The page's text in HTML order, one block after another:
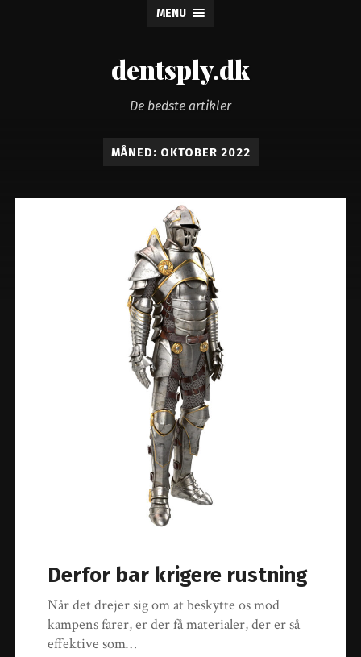
MENU
dentsply.dk
De bedste artikler
MÅNED: OKTOBER 2022
Derfor bar krigere rustning
Når det drejer sig om at beskytte os mod
kampens farer, er der få materialer, der er så
effektive som…